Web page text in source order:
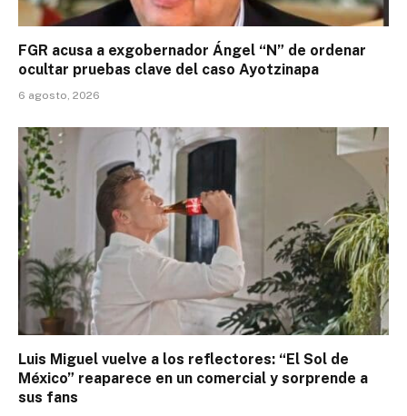
FGR acusa a exgobernador Ángel “N” de ordenar
ocultar pruebas clave del caso Ayotzinapa
6 agosto, 2026
Luis Miguel vuelve a los reflectores: “El Sol de
México” reaparece en un comercial y sorprende a
sus fans